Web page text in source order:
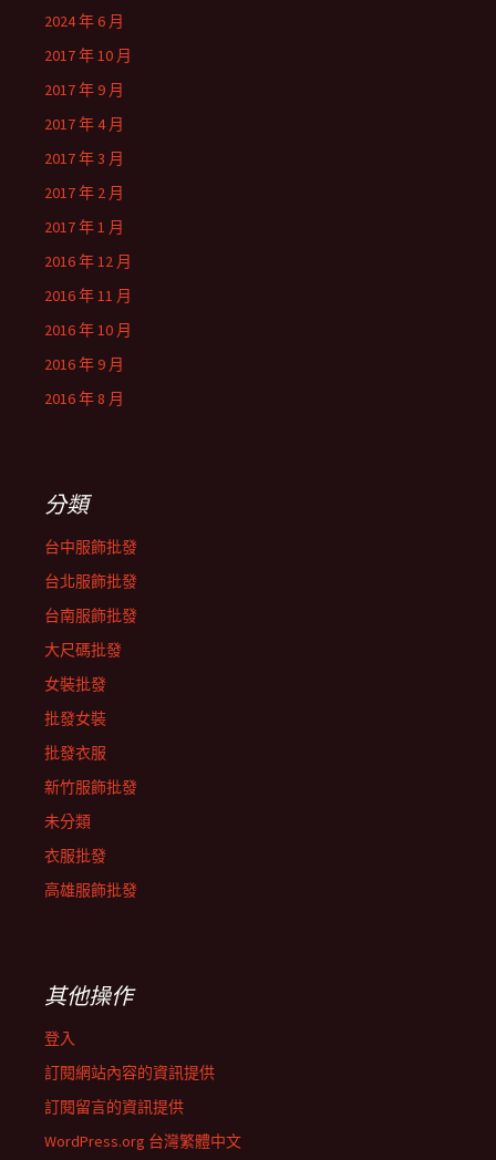
2024 年 6 月
2017 年 10 月
2017 年 9 月
2017 年 4 月
2017 年 3 月
2017 年 2 月
2017 年 1 月
2016 年 12 月
2016 年 11 月
2016 年 10 月
2016 年 9 月
2016 年 8 月
分類
台中服飾批發
台北服飾批發
台南服飾批發
大尺碼批發
女裝批發
批發女裝
批發衣服
新竹服飾批發
未分類
衣服批發
高雄服飾批發
其他操作
登入
訂閱網站內容的資訊提供
訂閱留言的資訊提供
WordPress.org 台灣繁體中文